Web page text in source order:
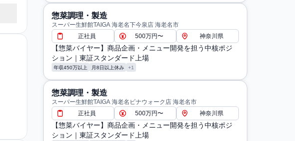
惣菜調理・製造
スーパー生鮮館TAIGA 海老名下今泉店 海老名市
正社員
500万円〜 神奈川県
【惣菜バイヤー】商品企画・メニュー開発を担う中核ポジ
ション｜東証スタンダード上場
年収450万以上 月8日以上休み +1
惣菜調理・製造
スーパー生鮮館TAIGA 海老名ビナウォーク店 海老名市
正社員
500万円〜 神奈川県
【惣菜バイヤー】商品企画・メニュー開発を担う中核ポジ
ション｜東証スタンダード上場